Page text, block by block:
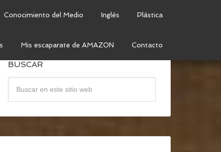
Conocimiento del Medio Inglés Plástica
Mis escaparate de AMAZON Contacto
BUSCAR